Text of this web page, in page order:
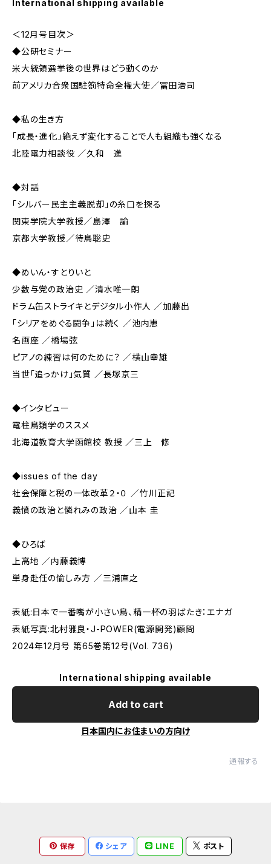
International shipping available
＜12月号目次＞
◆公研セミナー
米大統領選挙後の世界はどう動くのか
前アメリカ合衆国駐箚特命全権大使／冨田浩司
◆私の生き方
「成長・進化」絶えず変化することで人も組織も強くなる
北陸電力相談役 ／久和 進
◆対話
「シルバー民主主義脱却」の糸口を探る
関東学院大学教授／島澤 諭
京都大学教授／待鳥聡史
◆めいん・すとりいと
少数与党の政治史 ／清水唯一朗
ドラム缶ストライキとデジタル小作人 ／加藤出
「シリアをめぐる闘争」は続く ／池内恵
名画座 ／橋場弦
ピアノの練習は何のために？ ／横山幸雄
当世「追っかけ」気質 ／長塚京三
◆インタビュー
電柱鳥類学のススメ
北海道教育大学函館校 教授 ／三上 修
◆issues of the day
社会保障と税の一体改革２・０ ／竹川正記
義憤の政治と憐れみの政治 ／山本 圭
◆ひろば
上高地 ／内藤義博
単身赴任の愉しみ方 ／三浦直之
表紙:日本で一番嘴が小さい鳥、精一杯の羽ばたき：エナガ
表紙写真:北村雅良・J-POWER(電源開発)顧問
2024年12月号 第65巻第12号(Vol. 736)
International shipping available
Add to cart
日本国内にお住まいの方向け
通報する
保存 シェア LINE ポスト